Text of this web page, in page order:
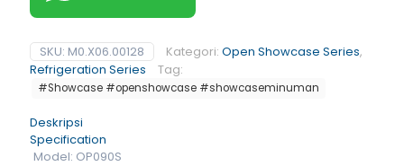
SKU: M0.X06.00128 Kategori: Open Showcase Series,
Refrigeration Series
Tag:
#Showcase #openshowcase #showcaseminuman
Deskripsi
Specification
Model: OP090S